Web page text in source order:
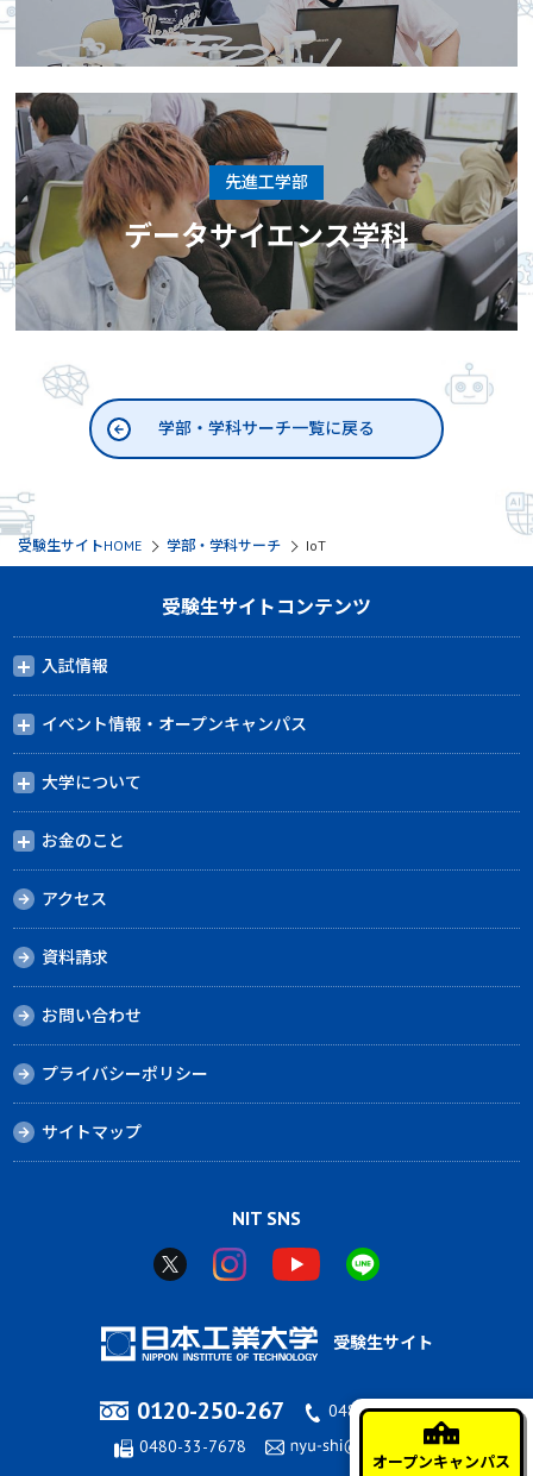
先進工学部
データサイエンス学科
学部・学科サーチ一覧に戻る
受験生サイトHOME 学部・学科サーチ IoT
オープンキャンパス
受験生サイトコンテンツ
入試情報
イベント情報・オープンキャンパス
大学について
お金のこと
アクセス
資料請求
お問い合わせ
プライバシーポリシー
サイトマップ
NIT SNS
受験生サイト
0120-250-267
0480-33-7676
0480-33-7678